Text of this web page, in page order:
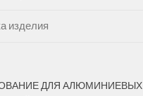
изделия
ДЛЯ АЛЮМИНИЕВЫХ